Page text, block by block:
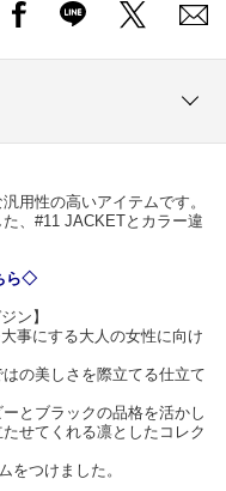
用性の高いアイテムです。
、#11 JACKETとカラー違
ら◇
ン】
事にする大人の女性に向け
の美しさを際立てる仕立て
とブラックの品格を活かし
せてくれる凛としたコレク
をつけました。